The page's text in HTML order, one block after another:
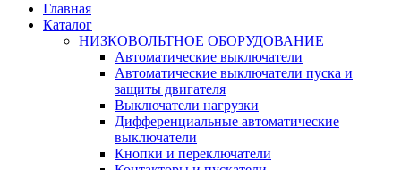
Главная
Каталог
НИЗКОВОЛЬТНОЕ ОБОРУДОВАНИЕ
Автоматические выключатели
Автоматические выключатели пуска и
защиты двигателя
Выключатели нагрузки
Дифференциальные автоматические
выключатели
Кнопки и переключатели